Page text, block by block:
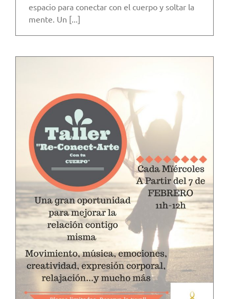
espacio para conectar con el cuerpo y soltar la
mente. Un [...]